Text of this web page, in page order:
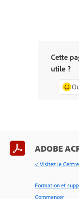
Cette
utile ?
ADOBE
< Visitez le
Formation et
Commencer